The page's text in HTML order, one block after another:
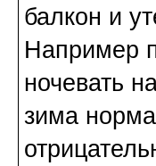
балкон и
Например
ночевать
зима